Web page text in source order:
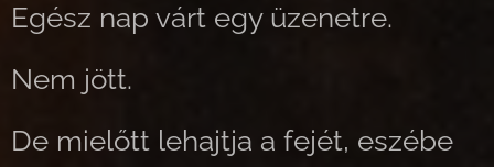
Egész nap várt egy üzenetre.
Nem jött.
De mielőtt lehajtja a fejét, eszébe